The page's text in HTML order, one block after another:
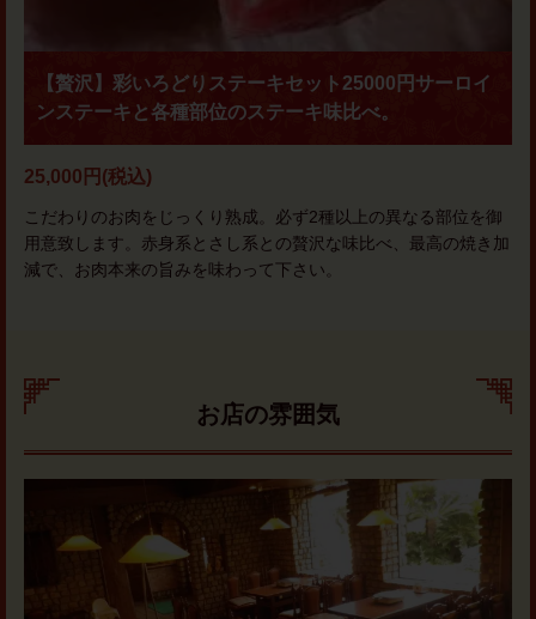
【贅沢】彩いろどりステーキセット25000円サーロイ
ンステーキと各種部位のステーキ味比べ。
25,000円 (税込)
こだわりのお肉をじっくり熟成。必ず2種以上の異なる部位を御
用意致します。赤身系とさし系との贅沢な味比べ、最高の焼き加
減で、お肉本来の旨みを味わって下さい。
お店の雰囲気